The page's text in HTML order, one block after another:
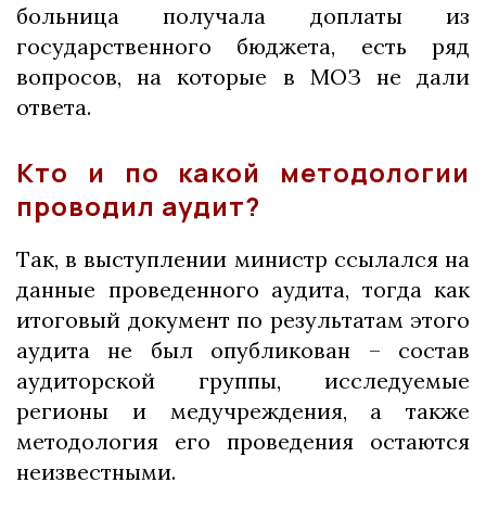
больница получала доплаты из
государственного бюджета, есть ряд
вопросов, на которые в МОЗ не дали
ответа.
Кто и по какой методологии
проводил аудит?
Так, в выступлении министр ссылался на
данные проведенного аудита, тогда как
итоговый документ по результатам этого
аудита не был опубликован – состав
аудиторской группы, исследуемые
регионы и медучреждения, а также
методология его проведения остаются
неизвестными.